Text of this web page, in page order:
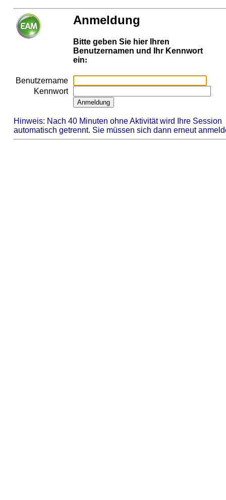
Anmeldung
Bitte geben Sie hier Ihren
Benutzernamen und Ihr Kennwort
ein:
Benutzername
Kennwort
Hinweis: Nach 40 Minuten ohne Aktivität wird Ihre Session
automatisch getrennt. Sie müssen sich dann erneut